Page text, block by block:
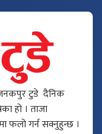
जनकपुर टुडे दैनिक
हो । ताजा
फलो गर्न सक्नुहुन्छ ।